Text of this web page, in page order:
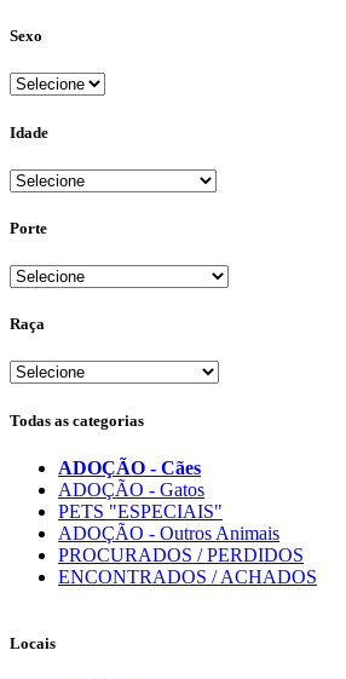
Sexo
Idade
Porte
Raça
Todas as categorias
ADOÇÃO - Cães
ADOÇÃO - Gatos
PETS "ESPECIAIS"
ADOÇÃO - Outros Animais
PROCURADOS / PERDIDOS
ENCONTRADOS / ACHADOS
Locais